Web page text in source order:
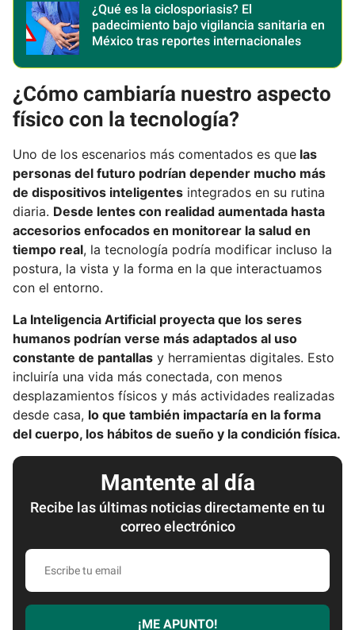
¿Qué es la ciclosporiasis? El
padecimiento bajo vigilancia sanitaria en
México tras reportes internacionales
¿Cómo cambiaría nuestro aspecto
físico con la tecnología?
Uno de los escenarios más comentados es que las
personas del futuro podrían depender mucho más
de dispositivos inteligentes integrados en su rutina
diaria. Desde lentes con realidad aumentada hasta
accesorios enfocados en monitorear la salud en
tiempo real, la tecnología podría modificar incluso la
postura, la vista y la forma en la que interactuamos
con el entorno.
La Inteligencia Artificial proyecta que los seres
humanos podrían verse más adaptados al uso
constante de pantallas y herramientas digitales. Esto
incluiría una vida más conectada, con menos
desplazamientos físicos y más actividades realizadas
desde casa, lo que también impactaría en la forma
del cuerpo, los hábitos de sueño y la condición física.
Mantente al día
Recibe las últimas noticias directamente en tu
correo electrónico
E
c
r
¡ME APUNTO!